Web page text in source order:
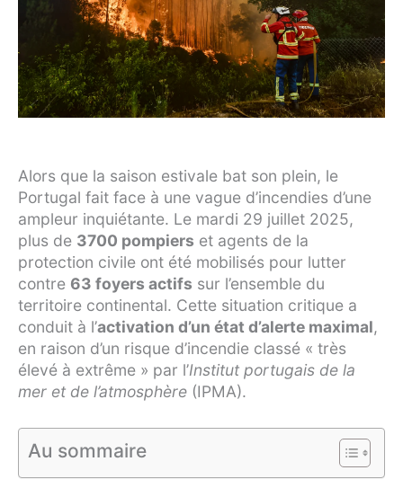
Alors que la saison estivale bat son plein, le
Portugal fait face à une vague d’incendies d’une
ampleur inquiétante. Le mardi 29 juillet 2025,
plus de 3700 pompiers et agents de la
protection civile ont été mobilisés pour lutter
contre 63 foyers actifs sur l’ensemble du
territoire continental. Cette situation critique a
conduit à l’activation d’un état d’alerte maximal,
en raison d’un risque d’incendie classé « très
élevé à extrême » par l’Institut portugais de la
mer et de l’atmosphère (IPMA).
Au sommaire